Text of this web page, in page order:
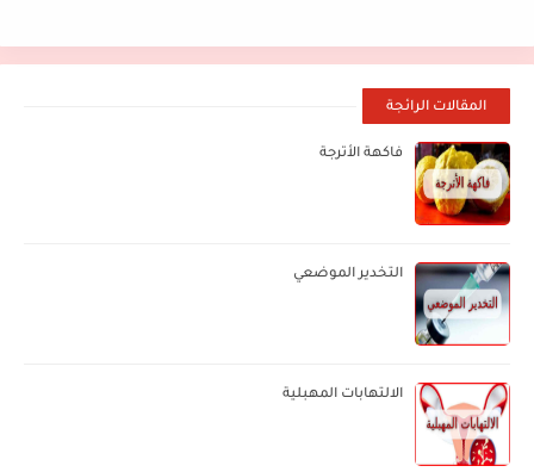
المقالات الرائجة
فاكهة الأترجة
التخدير الموضعي
الالتهابات المهبلية